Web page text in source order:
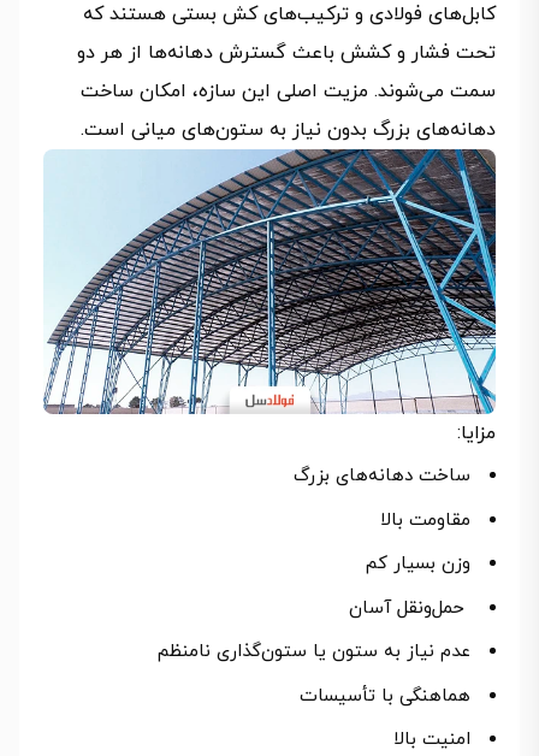
کابل‌های فولادی و ترکیب‌های کش بستی هستند که
تحت فشار و کشش باعث گسترش دهانه‌ها از هر دو
سمت می‌شوند. مزیت اصلی این سازه، امکان ساخت
دهانه‌های بزرگ بدون نیاز به ستون‌های میانی است.
مزایا:
ساخت دهانه‌های بزرگ
مقاومت بالا
وزن بسیار کم
حمل‌ونقل آسان
عدم نیاز به ستون یا ستون‌گذاری نامنظم
هماهنگی با تأسیسات
امنیت بالا